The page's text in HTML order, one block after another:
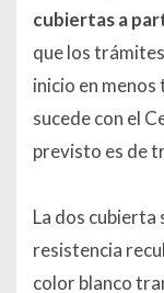
cubiertas a
que los
inicio en menos
sucede con el
previsto es de
La dos cubierta
resistencia
color blanco